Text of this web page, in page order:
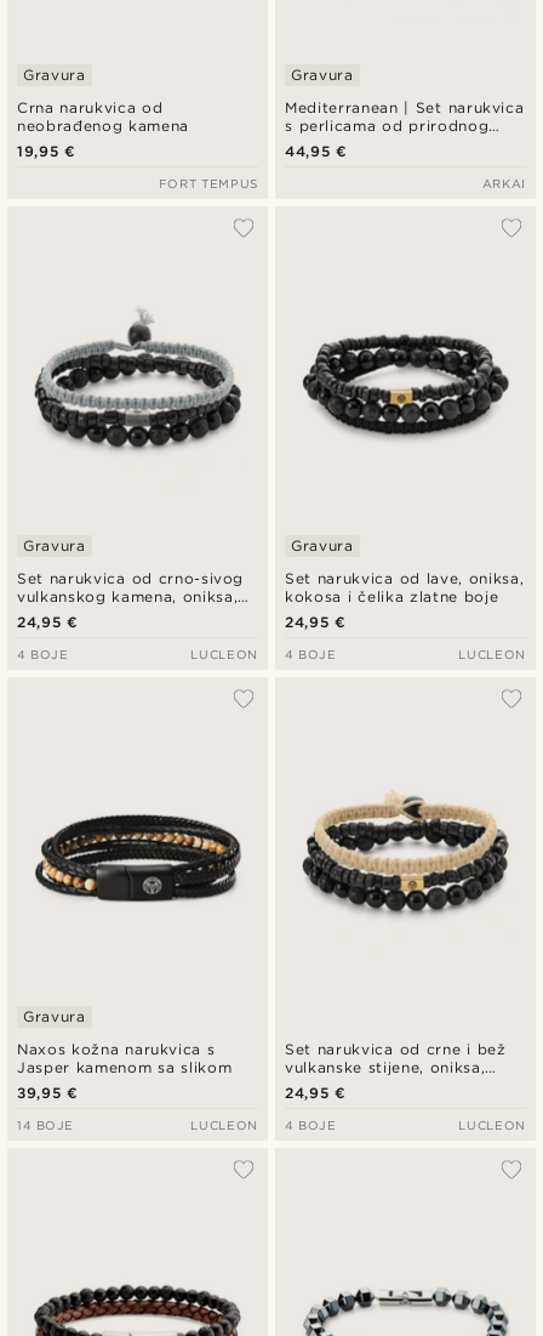
Crna narukvica od
neobrađenog kamena
Gravura
19,95 €
FORT TEMPUS
Mediterranean | Set narukvica
s perlicama od prirodnog
kamenja u morskim tonovima
Gravura
44,95 €
ARKAI
Set narukvica od crno-sivog
vulkanskog kamena, oniksa,
kokosa i kirurškog čelika
Gravura
24,95 €
4 BOJE LUCLEON
Set narukvica od lave, oniksa,
kokosa i čelika zlatne boje
Gravura
24,95 €
4 BOJE LUCLEON
Naxos kožna narukvica s
Jasper kamenom sa slikom
Gravura
39,95 €
14 BOJE LUCLEON
Set narukvica od crne i bež
vulkanske stijene, oniksa,
kokosa i zlatnog čelika
24,95 €
4 BOJE LUCLEON